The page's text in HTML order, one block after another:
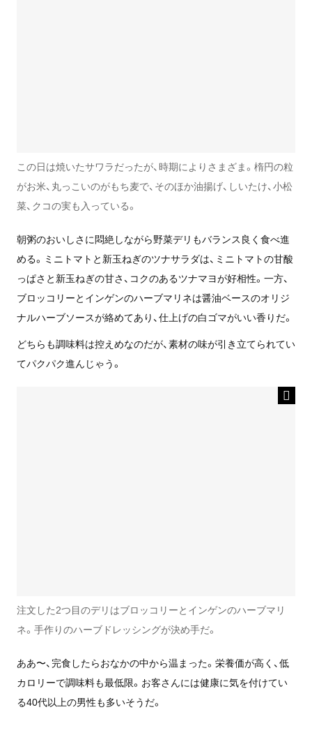
この日は焼いたサワラだったが、時期によりさまざま。楕円の粒
がお米、丸っこいのがもち麦で、そのほか油揚げ、しいたけ、小松
菜、クコの実も入っている。
朝粥のおいしさに悶絶しながら野菜デリもバランス良く食べ進
める。ミニトマトと新玉ねぎのツナサラダは、ミニトマトの甘酸
っぱさと新玉ねぎの甘さ、コクのあるツナマヨが好相性。一方、
ブロッコリーとインゲンのハーブマリネは醤油ベースのオリジ
ナルハーブソースが絡めてあり、仕上げの白ゴマがいい香りだ。
どちらも調味料は控えめなのだが、素材の味が引き立てられてい
てパクパク進んじゃう。
注文した2つ目のデリはブロッコリーとインゲンのハーブマリ
ネ。手作りのハーブドレッシングが決め手だ。
ああ〜、完食したらおなかの中から温まった。栄養価が高く、低
カロリーで調味料も最低限。お客さんには健康に気を付けてい
る40代以上の男性も多いそうだ。